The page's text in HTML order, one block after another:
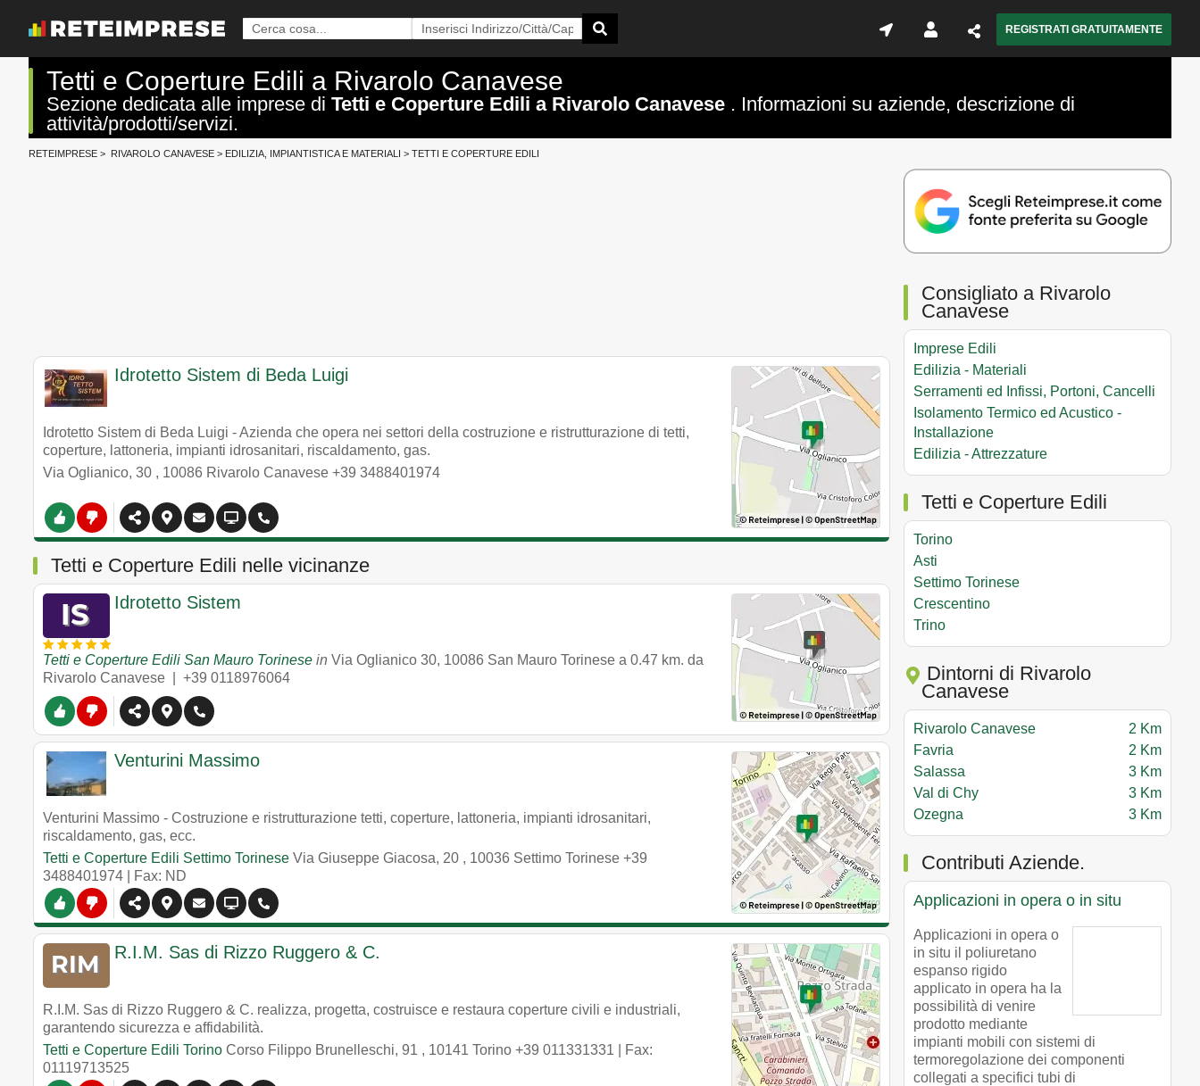
REGISTRATI GRATUITAMENTE
Tetti e Coperture Edili a Rivarolo Canavese
Sezione dedicata alle imprese di Tetti e Coperture Edili a Rivarolo Canavese . Informazioni su aziende, descrizione di
attività/prodotti/servizi.
RETEIMPRESE > RIVAROLO CANAVESE > EDILIZIA, IMPIANTISTICA E MATERIALI > TETTI E COPERTURE EDILI
Idrotetto Sistem di Beda Luigi
Idrotetto Sistem di Beda Luigi - Azienda che opera nei settori della costruzione e ristrutturazione di tetti,
coperture, lattoneria, impianti idrosanitari, riscaldamento, gas.
Via Oglianico, 30 , 10086 Rivarolo Canavese +39 3488401974
Tetti e Coperture Edili nelle vicinanze
Idrotetto Sistem
Tetti e Coperture Edili San Mauro Torinese in Via Oglianico 30, 10086 San Mauro Torinese a 0.47 km. da
Rivarolo Canavese | +39 0118976064
Venturini Massimo
Venturini Massimo - Costruzione e ristrutturazione tetti, coperture, lattoneria, impianti idrosanitari,
riscaldamento, gas, ecc.
Tetti e Coperture Edili Settimo Torinese Via Giuseppe Giacosa, 20 , 10036 Settimo Torinese +39
3488401974 | Fax: ND
R.I.M. Sas di Rizzo Ruggero & C.
R.I.M. Sas di Rizzo Ruggero & C. realizza, progetta, costruisce e restaura coperture civili e industriali,
garantendo sicurezza e affidabilità.
Tetti e Coperture Edili Torino Corso Filippo Brunelleschi, 91 , 10141 Torino +39 011331331 | Fax:
01119713525
Consigliato a Rivarolo
Canavese
Imprese Edili
Edilizia - Materiali
Serramenti ed Infissi, Portoni, Cancelli
Isolamento Termico ed Acustico -
Installazione
Edilizia - Attrezzature
Tetti e Coperture Edili
Torino
Asti
Settimo Torinese
Crescentino
Trino
Dintorni di Rivarolo
Canavese
Rivarolo Canavese
2 Km
Favria
2 Km
Salassa
3 Km
Val di Chy
3 Km
Ozegna
3 Km
Contributi Aziende.
Applicazioni in opera o in situ
Applicazioni in opera o
in situ il poliuretano
espanso rigido
applicato in opera ha la
possibilità di venire
prodotto mediante
impianti mobili con sistemi di
termoregolazione dei componenti
collegati a specifici tubi di